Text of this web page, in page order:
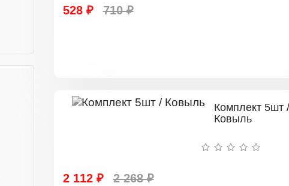
528 ₽ 710 ₽
Комплект 5шт /
Ковыль
2 112 ₽ 2 268 ₽